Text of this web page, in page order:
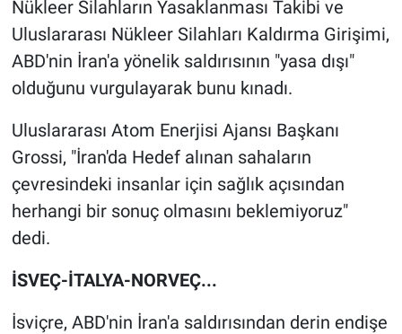
Nükleer Silahların Yasaklanması Takibi ve
Uluslararası Nükleer Silahları Kaldırma Girişimi,
ABD'nin İran'a yönelik saldırısının "yasa dışı"
olduğunu vurgulayarak bunu kınadı.
Uluslararası Atom Enerjisi Ajansı Başkanı
Grossi, "İran'da Hedef alınan sahaların
çevresindeki insanlar için sağlık açısından
herhangi bir sonuç olmasını beklemiyoruz"
dedi.
İSVEÇ-İTALYA-NORVEÇ...
İsviçre, ABD'nin İran'a saldırısından derin endişe